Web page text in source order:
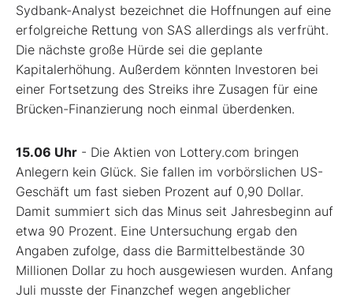
Sydbank-Analyst bezeichnet die Hoffnungen auf eine
erfolgreiche Rettung von SAS allerdings als verfrüht.
Die nächste große Hürde sei die geplante
Kapitalerhöhung. Außerdem könnten Investoren bei
einer Fortsetzung des Streiks ihre Zusagen für eine
Brücken-Finanzierung noch einmal überdenken.
15.06 Uhr - Die Aktien von Lottery.com bringen
Anlegern kein Glück. Sie fallen im vorbörslichen US-
Geschäft um fast sieben Prozent auf 0,90 Dollar.
Damit summiert sich das Minus seit Jahresbeginn auf
etwa 90 Prozent. Eine Untersuchung ergab den
Angaben zufolge, dass die Barmittelbestände 30
Millionen Dollar zu hoch ausgewiesen wurden. Anfang
Juli musste der Finanzchef wegen angeblicher